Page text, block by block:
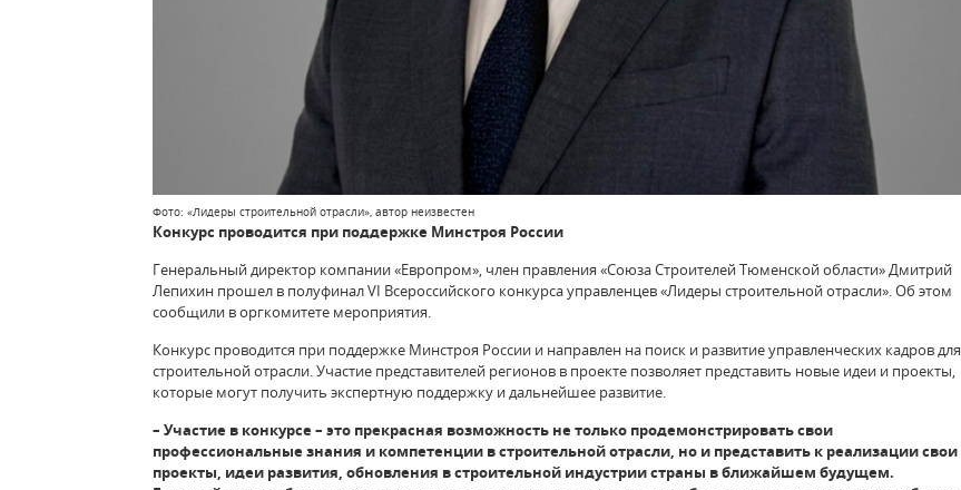
Фото: «Лидеры строительной отрасли», автор неизвестен
Конкурс проводится при поддержке Минстроя России
Генеральный директор компании «Европром», член правления «Союза Строителей Тюменской области» Дмитрий
Лепихин прошел в полуфинал VI Всероссийского конкурса управленцев «Лидеры строительной отрасли». Об этом
сообщили в оргкомитете мероприятия.
Конкурс проводится при поддержке Минстроя России и направлен на поиск и развитие управленческих кадров для
строительной отрасли. Участие представителей регионов в проекте позволяет представить новые идеи и проекты,
которые могут получить экспертную поддержку и дальнейшее развитие.
– Участие в конкурсе – это прекрасная возможность не только продемонстрировать свои
профессиональные знания и компетенции в строительной отрасли, но и представить к реализации свои
проекты, идеи развития, обновления в строительной индустрии страны в ближайшем будущем.